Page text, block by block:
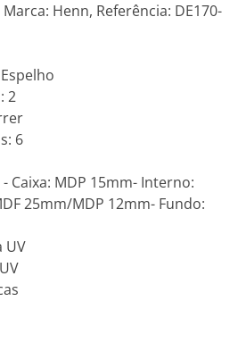
Henn, Referência: DE170-
2
6
Caixa: MDP 15mm- Interno:
25mm/MDP 12mm- Fundo:
UV